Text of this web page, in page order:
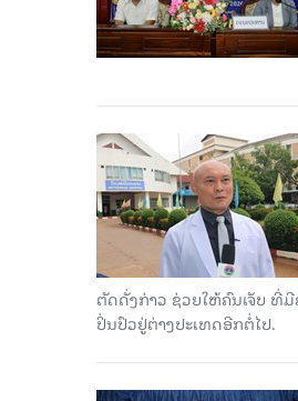
ຕັດດັ່ງກ່າວ ຊ່ວຍໃຫ້ຄົນເຈັບ ທີ່ມີ
ປິ່ນປົວຢູ່ຕ່າງປະເທດອີກຕໍ່ໄປ.